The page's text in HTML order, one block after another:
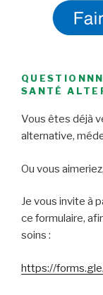
SANTÉ
Vous êtes déjà
alternative,
Ou vous
Je vous invite à
ce formulaire,
soins :
https://